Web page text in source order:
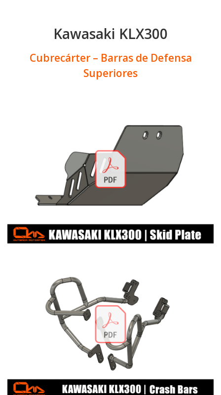
Kawasaki KLX300
Cubrecárter – Barras de Defensa
Superiores